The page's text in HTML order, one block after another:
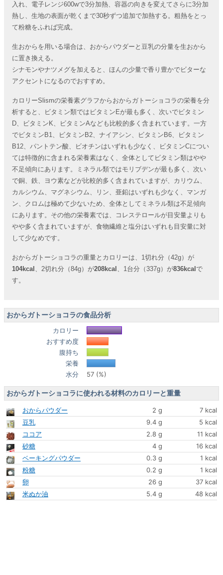
入れ、電子レンジ600wで3分加熱、容器の向きを変えてさらに3分加
熱し、生地の表面が乾くまで30秒ずつ追加で加熱する。粗熱をとっ
て粉糖をふれば完成。
生おからを用いる場合は、おからパウダーと豆乳の分量を生おから
に置き換える。
シナモンやナツメグを加えると、ほんの少量で香り豊かでビターな
アクセントになるのでおすすめ。
カロリーSlismの栄養素グラフからおからガトーショコラの栄養を分
析すると、ビタミン類ではビタミンEが最も多く、次いでビタミン
D、ビタミンK、ビタミンAなども比較的多く含まれています。一方
でビタミンB1、ビタミンB2、ナイアシン、ビタミンB6、ビタミン
B12、パントテン酸、ビオチンはいずれも少なく、ビタミンCについ
ては特徴的に含まれる栄養素はなく、全体としてビタミン類はやや
不足傾向にあります。ミネラル類ではモリブデンが最も多く、次い
で銅、鉄、ヨウ素などが比較的多く含まれていますが、カリウム、
カルシウム、マグネシウム、リン、亜鉛はいずれも少なく、マンガ
ン、クロムは極めて少ないため、全体としてミネラル類は不足傾向
にあります。その他の栄養素では、コレステロールが目安量よりも
やや多く含まれていますが、食物繊維と塩分はいずれも目安量に対
して少なめです。
おからガトーショコラの重量とカロリーは、1切れ分（42g）が
104kcal 、2切れ分（84g）が208kcal 、1台分（337g）が836kcal で
す。
おからガトーショコラの食品分析
カロリー
おすすめ度
腹持ち
栄養
水分
57 (%)
おからガトーショコラに使われる材料のカロリーと重量
おからパウダー 2 g
7 kcal
豆乳
9.4 g
5 kcal
ココア
2.8 g
11 kcal
砂糖
4 g
16 kcal
ベーキングパウダー
0.3 g
1 kcal
粉糖
0.2 g
1 kcal
卵
26 g
37 kcal
米ぬか油
5.4 g 48 kcal